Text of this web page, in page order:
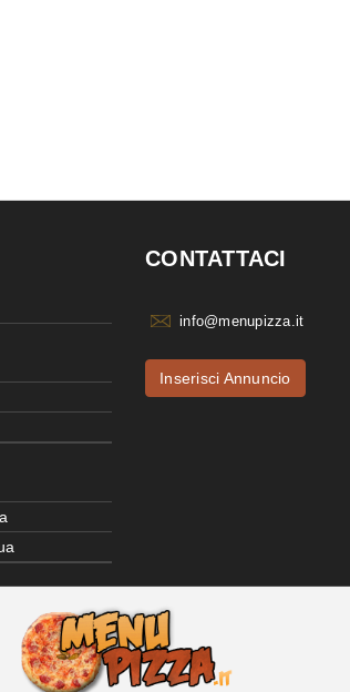
CONTATTACI
info@menupizza.it
Inserisci Annuncio